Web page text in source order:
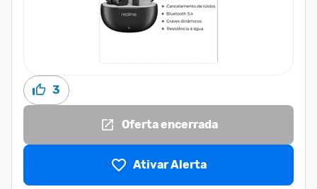
3
Oferta encerrada
Ativar Alerta